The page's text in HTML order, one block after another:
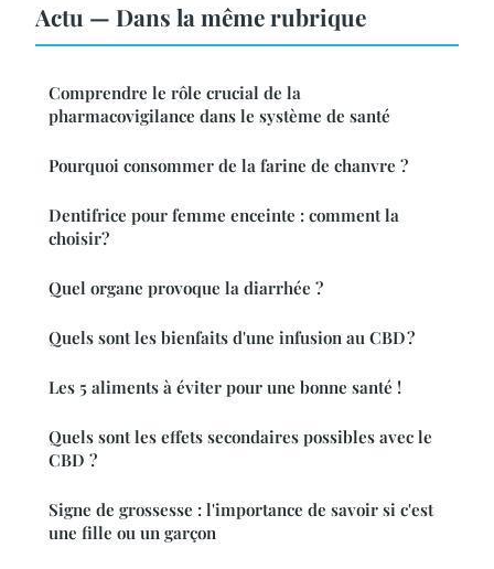
Actu — Dans la même rubrique
Comprendre le rôle crucial de la
pharmacovigilance dans le système de santé
Pourquoi consommer de la farine de chanvre ?
Dentifrice pour femme enceinte : comment la
choisir?
Quel organe provoque la diarrhée ?
Quels sont les bienfaits d'une infusion au CBD ?
Les 5 aliments à éviter pour une bonne santé !
Quels sont les effets secondaires possibles avec le
CBD ?
Signe de grossesse : l'importance de savoir si c'est
une fille ou un garçon